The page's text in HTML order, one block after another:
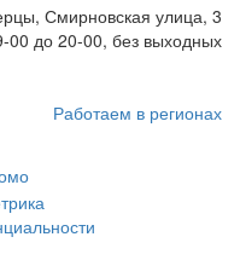
Смирновская улица, 3
00 до 20-00, без выходных
Работаем в регионах